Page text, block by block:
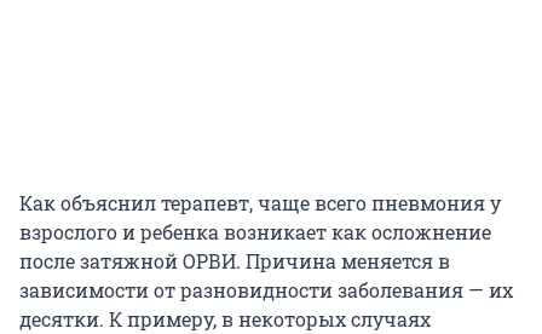
Как объяснил терапевт, чаще всего пневмония у
взрослого и ребенка возникает как осложнение
после затяжной ОРВИ. Причина меняется в
зависимости от разновидности заболевания — их
десятки. К примеру, в некоторых случаях